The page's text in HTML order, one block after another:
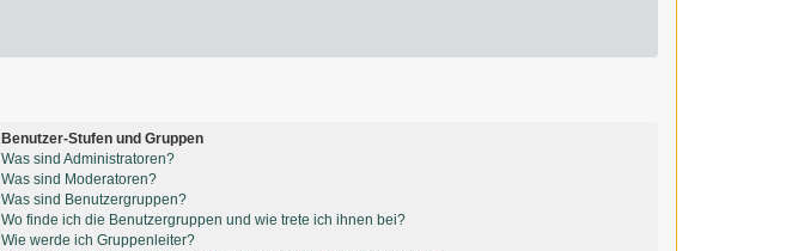
Benutzer-Stufen und Gruppen
Was sind Administratoren?
Was sind Moderatoren?
Was sind Benutzergruppen?
Wo finde ich die Benutzergruppen und wie trete ich ihnen bei?
Wie werde ich Gruppenleiter?